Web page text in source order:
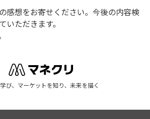
感想をお寄せください。今後の内容検
いただきます。
び、マーケットを知り、未来を描く